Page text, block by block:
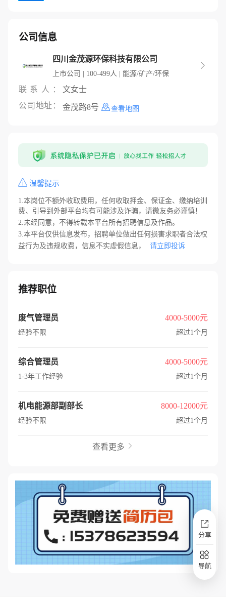
公司信息
四川金茂源环保科技有限公司
上市公司 | 100-499人 | 能源/矿产/环保

联系人：
文女士
公司地址：
金茂路8号 查看地图
温馨提示
1.本岗位不额外收取费用，任何收取押金、保证金、缴纳培训
费、引导到外部平台均有可能涉及诈骗，请微友务必谨慎！
2.未经同意，不得转载本平台所有招聘信息及作品。
3.本平台仅供信息发布，招聘单位做出任何损害求职者合法权
益行为及违规收费，信息不实虚假信息，
请立即投诉
推荐职位
废气管理员 4000-5000元
经验不限 超过1个月
综合管理员 4000-5000元
1-3年工作经验 超过1个月
机电能源部副部长 8000-12000元
经验不限 超过1个月
查看更多 
分享
导航